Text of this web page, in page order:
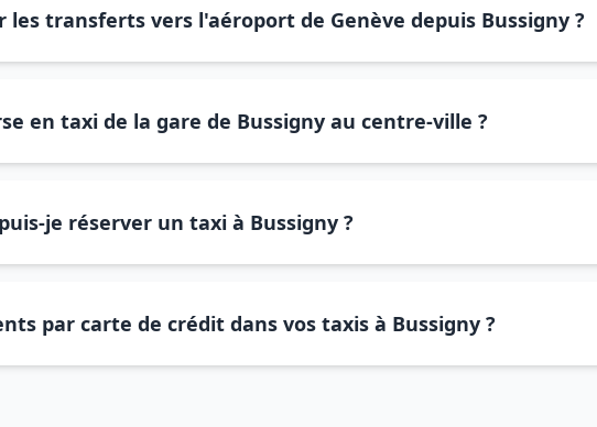
les transferts vers l'aéroport de Genève depuis Bussigny ?
en taxi de la gare de Bussigny au centre-ville ?
je réserver un taxi à Bussigny ?
par carte de crédit dans vos taxis à Bussigny ?